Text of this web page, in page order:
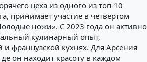
цеха из одного из топ-10
принимает участие в четвертом
ножи». С 2023 года он активно
кулинарный опыт,
и французской кухнях. Для Арсения
он находит красоту в каждом